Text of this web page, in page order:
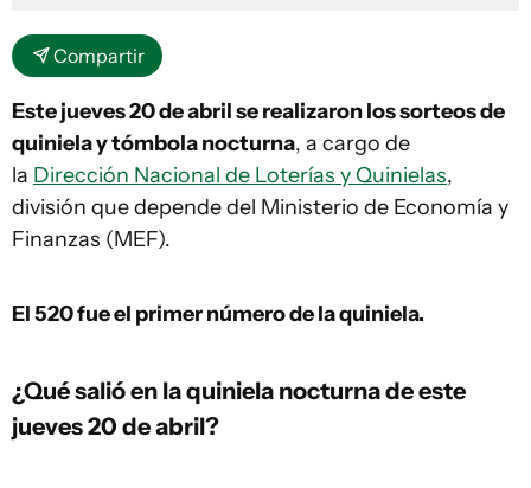
Compartir
Este jueves 20 de abril se realizaron los sorteos de
quiniela y tómbola nocturna, a cargo de
la Dirección Nacional de Loterías y Quinielas,
división que depende del Ministerio de Economía y
Finanzas (MEF).
El 520fue el primer número de la quiniela.
¿Qué salió en la quiniela nocturna de este
jueves 20 de abril?